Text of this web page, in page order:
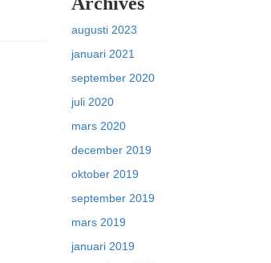
augusti 2023
januari 2021
september 2020
juli 2020
mars 2020
december 2019
oktober 2019
september 2019
mars 2019
januari 2019